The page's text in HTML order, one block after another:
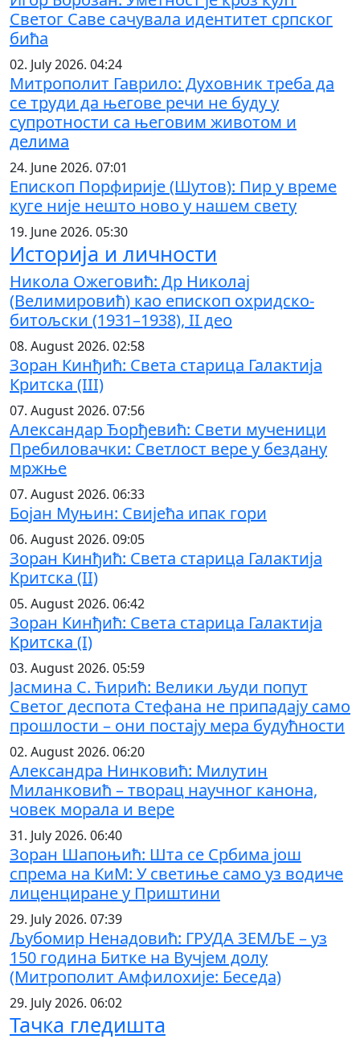
Светог Саве сачувала идентитет српског
бића
02. July 2026. 04:24
Митрополит Гаврило: Духовник треба да
се труди да његове речи не буду у
супротности са његовим животом и
делима
24. June 2026. 07:01
Епископ Порфирије (Шутов): Пир у време
куге није нешто ново у нашем свету
19. June 2026. 05:30
Историја и личности
Никола Ожеговић: Др Николај
(Велимировић) као епископ охридско-
битољски (1931–1938), II део
08. August 2026. 02:58
Зоран Кинђић: Света старица Галактија
Критска (III)
07. August 2026. 07:56
Александар Ђорђевић: Свети мученици
Пребиловачки: Светлост вере у бездану
мржње
07. August 2026. 06:33
Бојан Муњин: Свијећа ипак гори
06. August 2026. 09:05
Зоран Кинђић: Света старица Галактија
Критска (II)
05. August 2026. 06:42
Зоран Кинђић: Света старица Галактија
Критска (I)
03. August 2026. 05:59
Јасмина С. Ћирић: Велики људи попут
Светог деспота Стефана не припадају само
прошлости – они постају мера будућности
02. August 2026. 06:20
Александра Нинковић: Милутин
Миланковић – творац научног канона,
човек морала и вере
31. July 2026. 06:40
Зоран Шапоњић: Шта се Србима још
спрема на КиМ: У светиње само уз водиче
лиценциране у Приштини
29. July 2026. 07:39
Љубомир Ненадовић: ГРУДА ЗЕМЉЕ – уз
150 година Битке на Вучјем долу
(Митрополит Амфилохије: Беседа)
29. July 2026. 06:02
Тачка гледишта